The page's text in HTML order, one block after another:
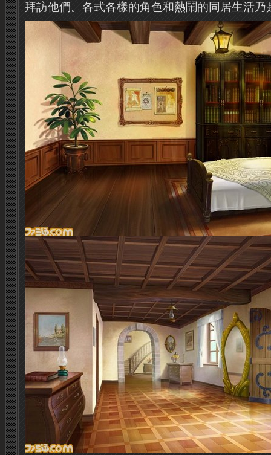
拜訪他們。 各式各樣的角色和熱鬧的同居生活乃